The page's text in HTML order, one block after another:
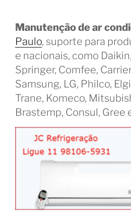
Manutenção de ar
Paulo, suporte para
e nacionais, como
Springer, Comfee,
Samsung, LG, Philco,
Trane, Komeco,
Brastemp, Consul, Gree